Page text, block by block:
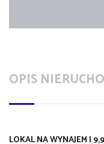
OPIS
LOKAL NA WYNAJEM |